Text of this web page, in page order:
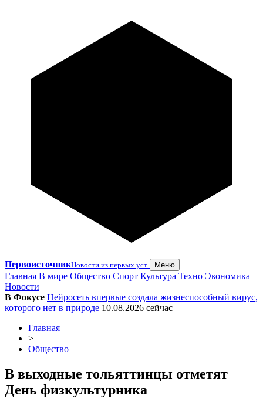
ПервоисточникНовости из первых уст Меню
Главная В мире Общество Спорт Культура Техно Экономика
Новости
В Фокусе Нейросеть впервые создала жизнеспособный вирус,
которого нет в природе 10.08.2026 сейчас
Главная
>
Общество
В выходные тольяттинцы отметят
День физкультурника